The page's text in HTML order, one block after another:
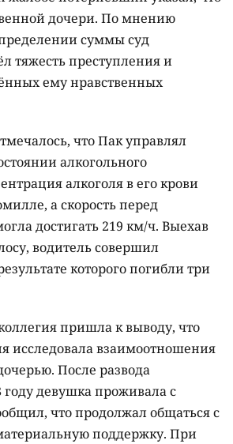
дочери. По мнению
суммы суд
тяжесть преступления и
ему нравственных
что Пак управлял
алкогольного
алкоголя в его крови
а скорость перед
достигать 219 км/ч. Выехав
водитель совершил
которого погибли три
пришла к выводу, что
исследовала взаимоотношения
После развода
году девушка проживала с
что продолжал общаться с
поддержку. При